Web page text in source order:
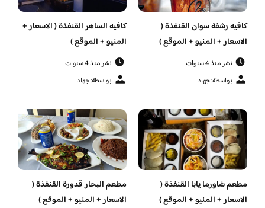
كافيه رشفة سوان القنفذة (
الاسعار + المنيو + الموقع )
نشر منذ 4 سنوات
بواسطة: جهاد
كافيه الساهر القنفذة ( الاسعار +
المنيو + الموقع )
نشر منذ 4 سنوات
بواسطة: جهاد
مطعم شاورما يابا القنفذة (
الاسعار + المنيو + الموقع )
مطعم البحار قدورة القنفذة (
الاسعار + المنيو + الموقع )